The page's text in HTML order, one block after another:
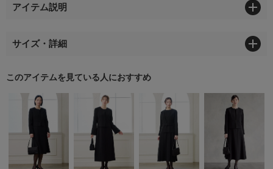
アイテム説明
サイズ・詳細
このアイテムを見ている人におすすめ